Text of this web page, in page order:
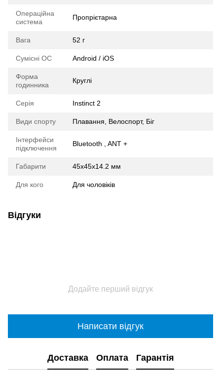
Операційна
система
Пропрієтарна
Вага 52 г
Сумісні ОС Android / iOS
Форма
годинника
Круглі
Серія Instinct 2
Види спорту Плавання, Велоспорт, Біг
Інтерфейси
підключення
Bluetooth , ANT +
Габарити 45х45х14.2 мм
Для кого Для чоловіків
Відгуки
Додайте перший відгук
Написати відгук
Доставка Оплата Гарантія